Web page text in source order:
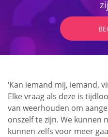
‘Kan iemand mij, iemand,
Elke vraag als deze is
van weerhouden om
onszelf te zijn. We kunnen
kunnen zelfs voor meer